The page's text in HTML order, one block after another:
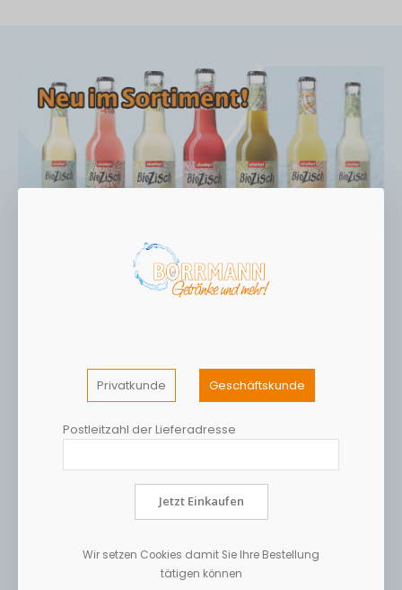
Privatkunde Geschäftskunde
Postleitzahl der Lieferadresse
Jetzt Einkaufen
Wir setzen Cookies damit Sie Ihre Bestellung
tätigen können